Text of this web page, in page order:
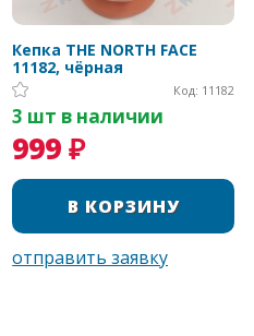
Кепка THE NORTH FACE
11182, чёрная
Код: 11182
3 шт в наличии
999 ₽